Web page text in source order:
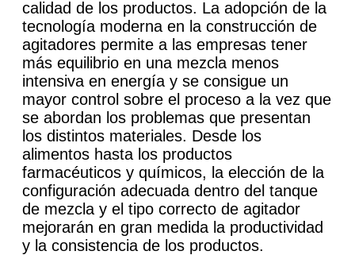
calidad de los productos. La adopción de la
tecnología moderna en la construcción de
agitadores permite a las empresas tener
más equilibrio en una mezcla menos
intensiva en energía y se consigue un
mayor control sobre el proceso a la vez que
se abordan los problemas que presentan
los distintos materiales. Desde los
alimentos hasta los productos
farmacéuticos y químicos, la elección de la
configuración adecuada dentro del tanque
de mezcla y el tipo correcto de agitador
mejorarán en gran medida la productividad
y la consistencia de los productos.